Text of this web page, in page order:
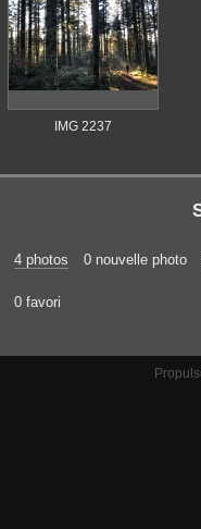
IMG 2237
4 photos 0 nouvelle photo
0 favori